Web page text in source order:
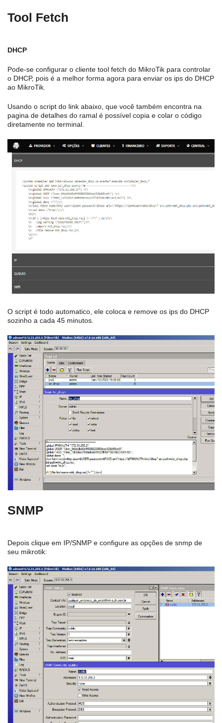
Tool Fetch
DHCP
Pode-se configurar o cliente tool fetch do MikroTik para controlar
o DHCP, pois é a melhor forma agora para enviar os ips do DHCP
ao MikroTik.
Usando o script do link abaixo, que você também encontra na
pagina de detalhes do ramal é possível copia e colar o código
diretamente no terminal.
O script é todo automatico, ele coloca e remove os ips do DHCP
sozinho a cada 45 minutos.
SNMP
Depois clique em IP/SNMP e configure as opções de snmp de
seu mikrotik: